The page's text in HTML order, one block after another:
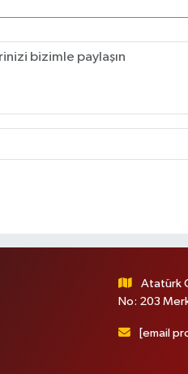
Atatürk
No: 203
[email